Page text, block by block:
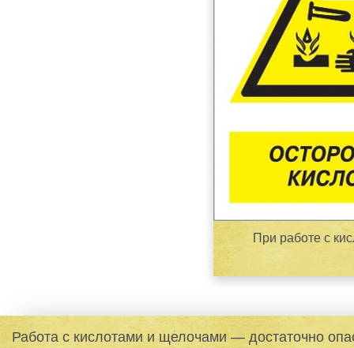
При работе с
Работа с кислотами и щелочами — достаточно